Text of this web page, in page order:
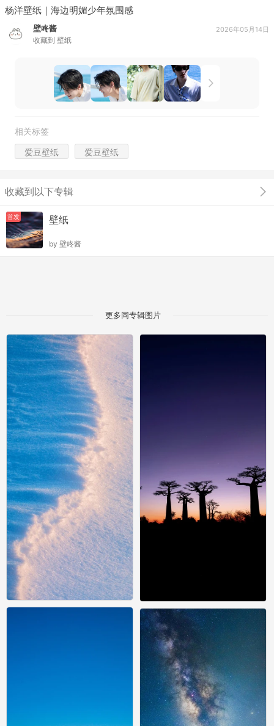
杨洋壁纸｜海边明媚少年氛围感
壁咚酱
收藏到 壁纸
2026年05月14日
相关标签
爱豆壁纸 爱豆壁纸
收藏到以下专辑
首发 壁纸
by 壁咚酱
更多同专辑图片
风景壁纸
0